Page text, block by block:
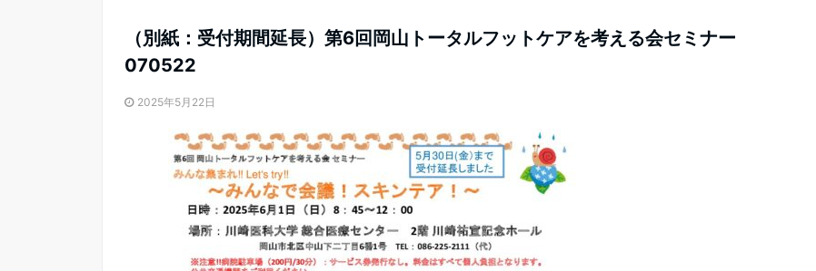
（別紙：受付期間延長）第6回岡山トータルフットケアを考える会セミナー
070522
2025年5月22日